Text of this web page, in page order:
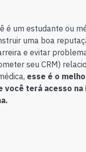
é um estudante ou
uma boa
e evitar
seu CRM)
esse é o
você terá acesso